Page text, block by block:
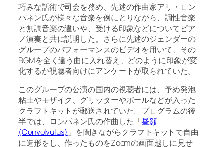
巧みな話術で司会を務め、先述の作曲家アリ・ロン
パネン氏が様々な音楽を例にとりながら、調性音楽
と無調音楽の違いや、受ける印象などについてピア
ノ演奏と共に説明した。さらに先述のジェンダーの
グループのパフォーマンスのビデオを用いて、その
BGMを全く違う曲に入れ替え、どのように印象が変
化するか視聴者向けにアンケートが取られていた。
このグループの公演の国内の視聴者には、予め発泡
粘土やモザイク、グリッターやボールなどが入った
クラフトキットが郵送されていた。プログラムの後
半では、ロンパネン氏の作曲した「昼顔
(Convolvulus) 」を聞きながらクラフトキットで自由
に造形をし、作ったものをZoomの画面越しに見せ